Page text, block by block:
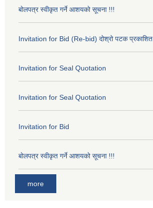
बोलपत्र स्वीकृत गर्ने आशयको सूचना !!!
Invitation for Bid (Re-bid) दोश्रो पटक प्रकाशित
Invitation for Seal Quotation
Invitation for Seal Quotation
Invitation for Bid
बोलपत्र स्वीकृत गर्ने आशयको सूचना !!!
more